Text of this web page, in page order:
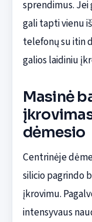
sprendimus. Jei
gali tapti vienu
telefonų su itin
galios laidiniu
Masinė
dėmesio
Centrinėje
silicio pagrindo
įkrovimu.
intensyvaus